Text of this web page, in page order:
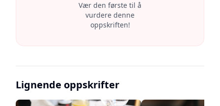
Vær den første til å
vurdere denne
oppskriften!
Lignende oppskrifter